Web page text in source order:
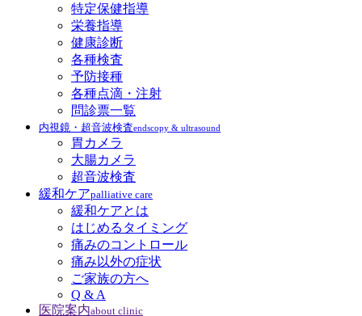
特定保健指導
栄養指導
健康診断
各種検査
予防接種
各種点滴・注射
問診票一覧
内視鏡・超音波検査endscopy & ultrasound
胃カメラ
大腸カメラ
超音波検査
緩和ケアpalliative care
緩和ケアとは
はじめるタイミング
痛みのコントロール
痛み以外の症状
ご家族の方へ
Q & A
医院案内about clinic